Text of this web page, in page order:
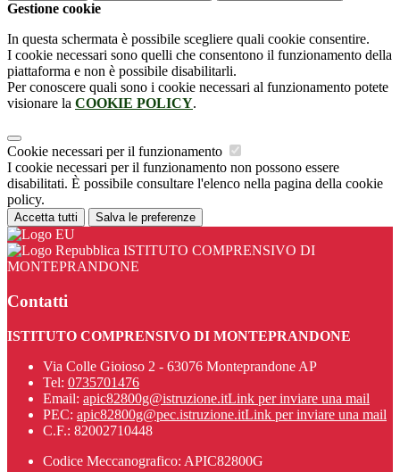
Gestione cookie
In questa schermata è possibile scegliere quali cookie consentire.
I cookie necessari sono quelli che consentono il funzionamento della
piattaforma e non è possibile disabilitarli.
Per conoscere quali sono i cookie necessari al funzionamento potete
visionare la COOKIE POLICY.
Cookie necessari per il funzionamento
I cookie necessari per il funzionamento non possono essere
disabilitati. È possibile consultare l'elenco nella pagina della cookie
policy.
Accetta tutti Salva le preferenze
ISTITUTO COMPRENSIVO DI
MONTEPRANDONE
Contatti
ISTITUTO COMPRENSIVO DI MONTEPRANDONE
Via Colle Gioioso 2 - 63076 Monteprandone AP
Tel: 0735701476
Email: apic82800g@istruzione.itLink per inviare una mail
PEC: apic82800g@pec.istruzione.itLink per inviare una mail
C.F.: 82002710448
Codice Meccanografico: APIC82800G